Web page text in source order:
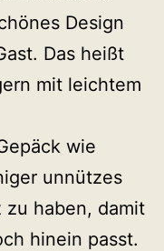
Design
Das heißt
mit leichtem
wie
unnützes
haben, damit
hinein passt.